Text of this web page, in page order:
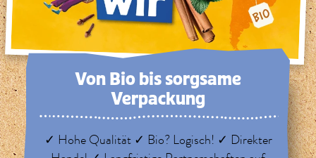
Von Bio bis sorg­same
Verpackung
✓ Hohe Qualität ✓ Bio? Logisch! ✓ Direkter